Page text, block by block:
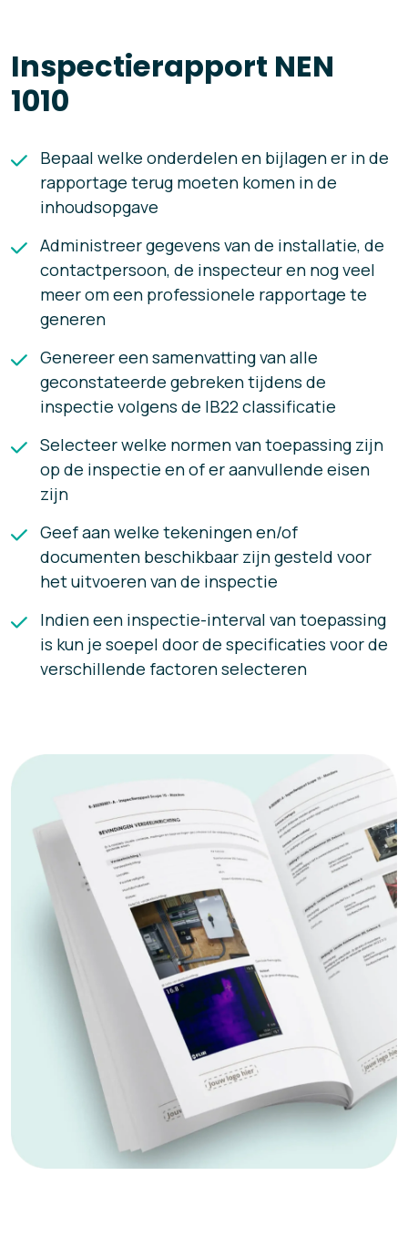
Inspectierapport NEN
1010
Bepaal welke onderdelen en bijlagen er in de
rapportage terug moeten komen in de
inhoudsopgave
Administreer gegevens van de installatie, de
contactpersoon, de inspecteur en nog veel
meer om een professionele rapportage te
generen
Genereer een samenvatting van alle
geconstateerde gebreken tijdens de
inspectie volgens de IB22 classificatie
Selecteer welke normen van toepassing zijn
op de inspectie en of er aanvullende eisen
zijn
Geef aan welke tekeningen en/of
documenten beschikbaar zijn gesteld voor
het uitvoeren van de inspectie
Indien een inspectie-interval van toepassing
is kun je soepel door de specificaties voor de
verschillende factoren selecteren